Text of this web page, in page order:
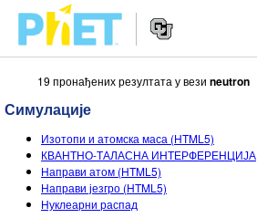
Претрага
вебсајта
Navigation
СИМУЛАЦИЈЕ
Све симулације
Физика
STUDIO
About Studio
УЧЕЊЕ
19 пронађених резултата у вези neutron
Симулације
Изотопи и атомска маса (HTML5)
КВАНТНО-ТАЛАСНА ИНТЕРФЕРЕНЦИЈА
Направи атом (HTML5)
Направи језгро (HTML5)
Нуклеарни распад